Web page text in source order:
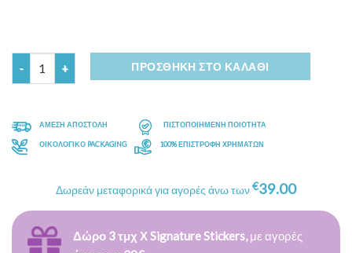
Ποσότητα ΠΡΟΣΘΉΚΗ ΣΤΟ ΚΑΛΆΘΙ
ΑΜΕΣΗ ΑΠΟΣΤΟΛΗ ΠΙΣΤΟΠΟΙΗΜΕΝΗ ΠΟΙΟΤΗΤΑ
ΟΙΚΟΛΟΓΙΚΟ PACKAGING 100% ΕΠΙΣΤΡΟΦΗ ΧΡΗΜΑΤΩΝ
Δωρεάν μεταφορικά για αγορές άνω των€39.00
Δώρο 3 τμχ Χ Signature Stickers,με αγορές